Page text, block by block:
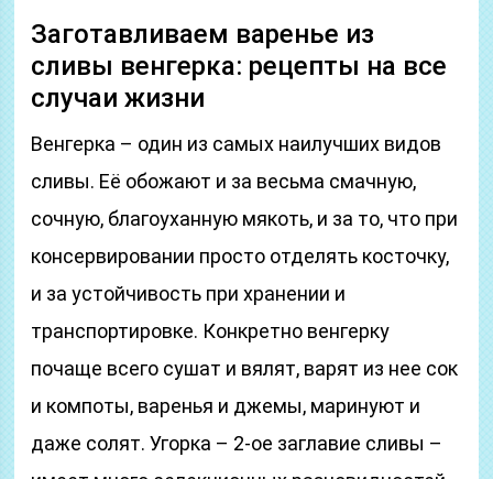
Заготавливаем варенье из
сливы венгерка: рецепты на все
случаи жизни
Венгерка – один из самых наилучших видов
сливы. Её обожают и за весьма смачную,
сочную, благоуханную мякоть, и за то, что при
консервировании просто отделять косточку,
и за устойчивость при хранении и
транспортировке. Конкретно венгерку
почаще всего сушат и вялят, варят из нее сок
и компоты, варенья и джемы, маринуют и
даже солят. Угорка – 2-ое заглавие сливы –